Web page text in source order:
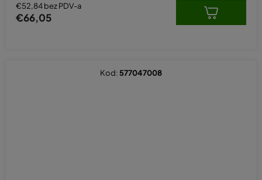
€52,84 bez PDV-a
€66,05
Kod: 577047008